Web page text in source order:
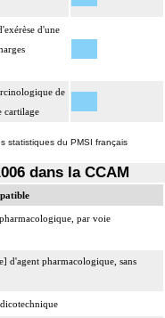
d'une
de
cartilage
statistiques du PMSI français
dans la CCAM
par voie
d'agent pharmacologique, sans